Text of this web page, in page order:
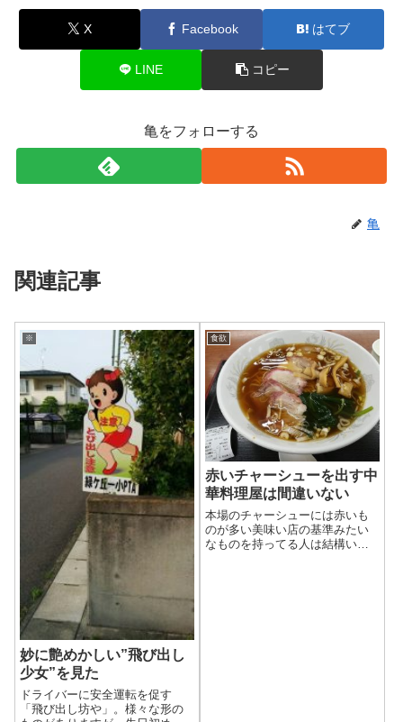
X Facebook はてブ
LINE コピー
亀をフォローする
亀
関連記事
※
妙に艶めかしい”飛び出し
少女”を見た
ドライバーに安全運転を促す
「飛び出し坊や」。様々な形の
食欲
赤いチャーシューを出す中
華料理屋は間違いない
本場のチャーシューには赤いも
のが多い美味い店の基準みたい
なものを持ってる人は結構いる